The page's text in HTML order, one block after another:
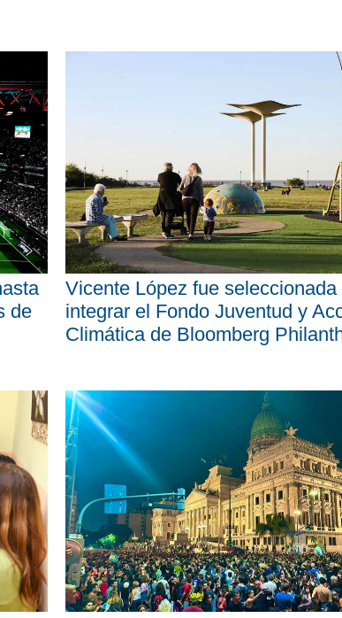
de
Vicente López fue seleccionada
integrar el Fondo Juventud y
Climática de Bloomberg